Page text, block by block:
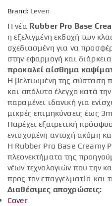
Brand: Leven
Η νέα Rubber Pro Base
η εξελιγμένη εκδοχή των
σχεδιασμένη για να
στην εφαρμογή και
προκαλεί αίσθημα
Η βελτιωμένη της σύσταση
και απόλυτο έλεγχο κατά
παραμένει ιδανική για
μικρές επιμηκύνσεις έως
Παρέχει εξαιρετική
ενισχυμένη αντοχή ακόμη
Η Rubber Pro Base Creamy
πλεονεκτήματα της
νέων τεχνολογιών που την
προς τον επαγγελματία και
Διαθέσιμες αποχρώσεις:
Cover